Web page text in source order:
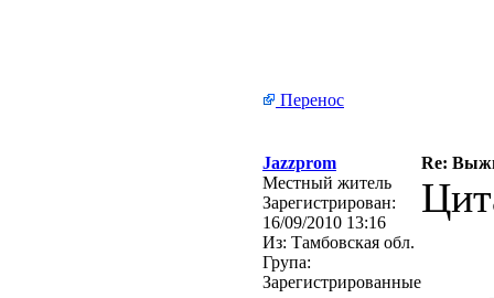
Перенос
Jazzprom
Re:
Местный житель
Зарегистрирован:
16/09/2010 13:16
Из: Тамбовская обл.
Група:
Зарегистрированные